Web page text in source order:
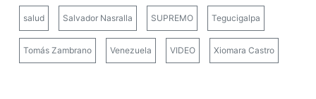
salud Salvador Nasralla SUPREMO Tegucigalpa
Tomás Zambrano Venezuela VIDEO Xiomara Castro